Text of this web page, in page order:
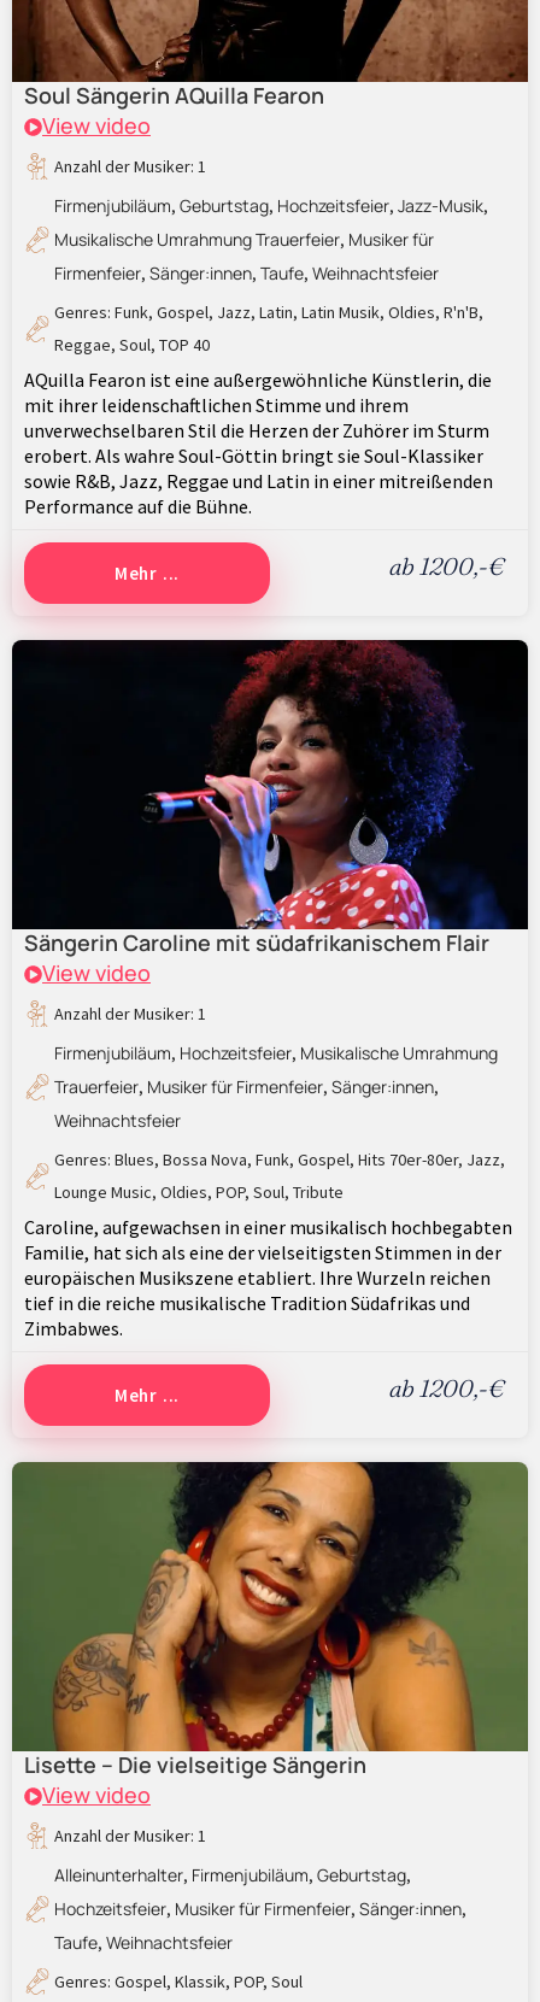
Mehr ... ab 1200,-€
Soul Sängerin AQuilla Fearon
View video
Anzahl der Musiker: 1
Firmenjubiläum, Geburtstag, Hochzeitsfeier, Jazz-Musik,
Musikalische Umrahmung Trauerfeier, Musiker für
Firmenfeier, Sänger:innen, Taufe, Weihnachtsfeier
Genres: Funk, Gospel, Jazz, Latin, Latin Musik, Oldies, R'n'B,
Reggae, Soul, TOP 40
AQuilla Fearon ist eine außergewöhnliche Künstlerin, die
mit ihrer leidenschaftlichen Stimme und ihrem
unverwechselbaren Stil die Herzen der Zuhörer im Sturm
erobert. Als wahre Soul-Göttin bringt sie Soul-Klassiker
sowie R&B, Jazz, Reggae und Latin in einer mitreißenden
Performance auf die Bühne.
Mehr ... ab 1200,-€
Sängerin Caroline mit südafrikanischem Flair
View video
Anzahl der Musiker: 1
Firmenjubiläum, Hochzeitsfeier, Musikalische Umrahmung
Trauerfeier, Musiker für Firmenfeier, Sänger:innen,
Weihnachtsfeier
Genres: Blues, Bossa Nova, Funk, Gospel, Hits 70er-80er, Jazz,
Lounge Music, Oldies, POP, Soul, Tribute
Caroline, aufgewachsen in einer musikalisch hochbegabten
Familie, hat sich als eine der vielseitigsten Stimmen in der
europäischen Musikszene etabliert. Ihre Wurzeln reichen
tief in die reiche musikalische Tradition Südafrikas und
Zimbabwes.
Lisette – Die vielseitige Sängerin
View video
Anzahl der Musiker: 1
Alleinunterhalter, Firmenjubiläum, Geburtstag,
Hochzeitsfeier, Musiker für Firmenfeier, Sänger:innen,
Taufe, Weihnachtsfeier
Genres: Gospel, Klassik, POP, Soul